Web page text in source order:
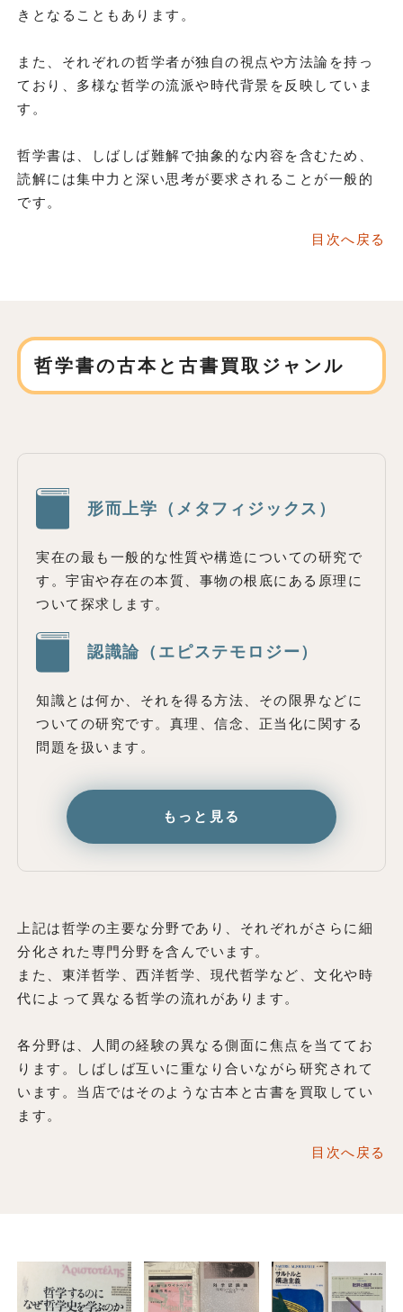
きとなることもあります。
また、それぞれの哲学者が独自の視点や方法論を持っ
ており、多様な哲学の流派や時代背景を反映していま
す。
哲学書は、しばしば難解で抽象的な内容を含むため、
読解には集中力と深い思考が要求されることが一般的
です。
目次へ戻る
哲学書の古本と古書買取ジャンル
形而上学（メタフィジックス）
実在の最も一般的な性質や構造についての研究で
す。宇宙や存在の本質、事物の根底にある原理に
ついて探求します。
認識論（エピステモロジー）
知識とは何か、それを得る方法、その限界などに
ついての研究です。真理、信念、正当化に関する
問題を扱います。
もっと見る
上記は哲学の主要な分野であり、それぞれがさらに細
分化された専門分野を含んでいます。
また、東洋哲学、西洋哲学、現代哲学など、文化や時
代によって異なる哲学の流れがあります。
各分野は、人間の経験の異なる側面に焦点を当ててお
ります。しばしば互いに重なり合いながら研究されて
います。当店ではそのような古本と古書を買取してい
ます。
目次へ戻る